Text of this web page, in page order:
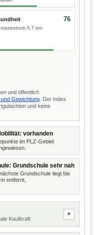
5,7 km
76
und öffentlich
Gewichtung . Der Index
und keine
vorhanden
im PLZ-Gebiet
Grundschule sehr nah
Grundschule liegt bis
entfernt.
Kaufkraft